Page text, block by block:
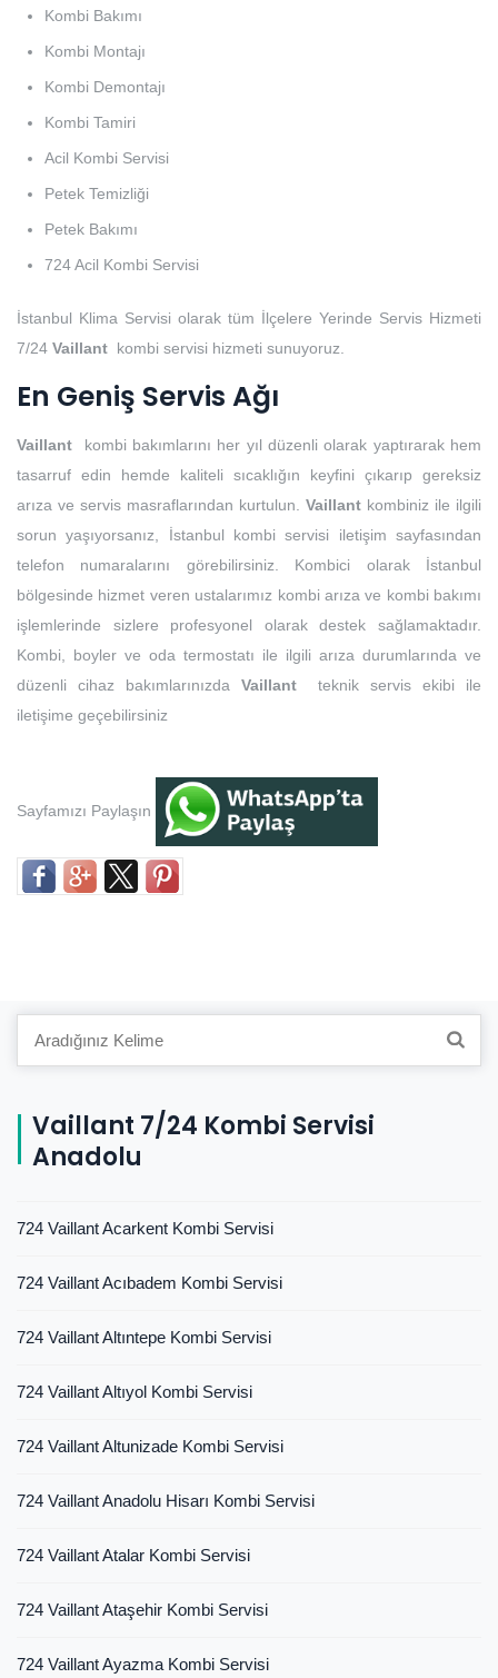
Kombi Bakımı
Kombi Montajı
Kombi Demontajı
Kombi Tamiri
Acil Kombi Servisi
Petek Temizliği
Petek Bakımı
724 Acil Kombi Servisi
İstanbul Klima Servisi olarak tüm İlçelere Yerinde Servis Hizmeti
7/24 Vaillant kombi servisi hizmeti sunuyoruz.
En Geniş Servis Ağı
Vaillant kombi bakımlarını her yıl düzenli olarak yaptırarak hem
tasarruf edin hemde kaliteli sıcaklığın keyfini çıkarıp gereksiz
arıza ve servis masraflarından kurtulun. Vaillant kombiniz ile ilgili
sorun yaşıyorsanız, İstanbul kombi servisi iletişim sayfasından
telefon numaralarını görebilirsiniz. Kombici olarak İstanbul
bölgesinde hizmet veren ustalarımız kombi arıza ve kombi bakımı
işlemlerinde sizlere profesyonel olarak destek sağlamaktadır.
Kombi, boyler ve oda termostatı ile ilgili arıza durumlarında ve
düzenli cihaz bakımlarınızda Vaillantteknik servis ekibi ile
iletişime geçebilirsiniz
Sayfamızı Paylaşın
Vaillant 7/24 Kombi Servisi
Anadolu
724 Vaillant Acarkent Kombi Servisi
724 Vaillant Acıbadem Kombi Servisi
724 Vaillant Altıntepe Kombi Servisi
724 Vaillant Altıyol Kombi Servisi
724 Vaillant Altunizade Kombi Servisi
724 Vaillant Anadolu Hisarı Kombi Servisi
724 Vaillant Atalar Kombi Servisi
724 Vaillant Ataşehir Kombi Servisi
724 Vaillant Ayazma Kombi Servisi